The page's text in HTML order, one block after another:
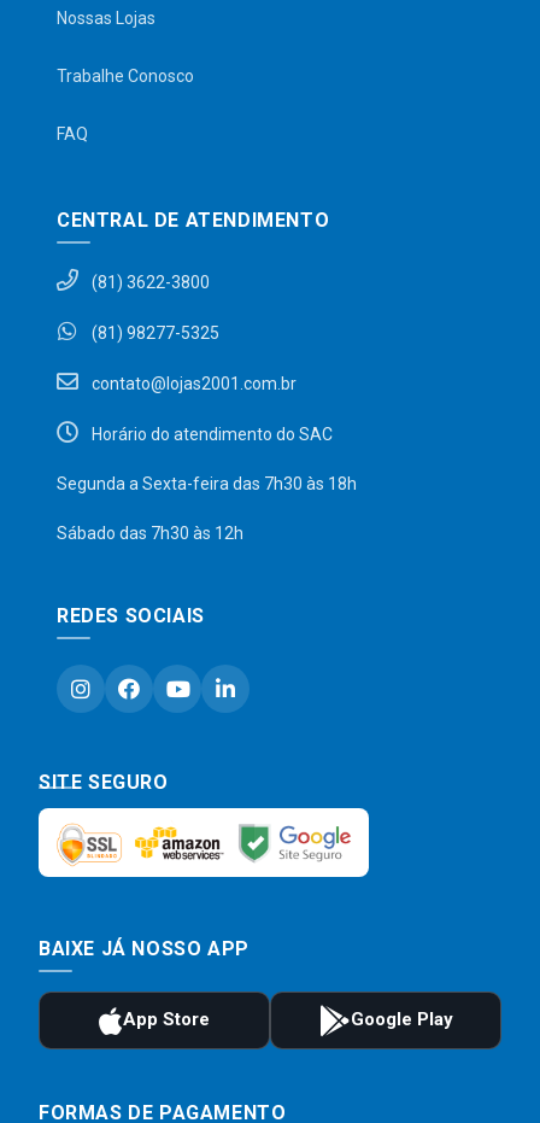
Nossas Lojas
Trabalhe Conosco
FAQ
CENTRAL DE ATENDIMENTO
(81) 3622-3800
(81) 98277-5325
contato@lojas2001.com.br
Horário do atendimento do SAC
Segunda a Sexta-feira das 7h30 às 18h
Sábado das 7h30 às 12h
REDES SOCIAIS
SITE SEGURO
BAIXE JÁ NOSSO APP
FORMAS DE PAGAMENTO